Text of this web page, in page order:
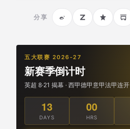
分享
五大联赛 2026-27
新赛季倒计时
英超 8·21 揭幕 · 西甲德甲意甲法甲连开
13
DAYS
00
HRS